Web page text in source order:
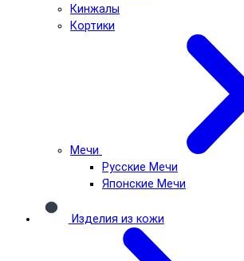
Кинжалы
Кортики
Мечи
Русские Мечи
Японские Мечи
Изделия из кожи